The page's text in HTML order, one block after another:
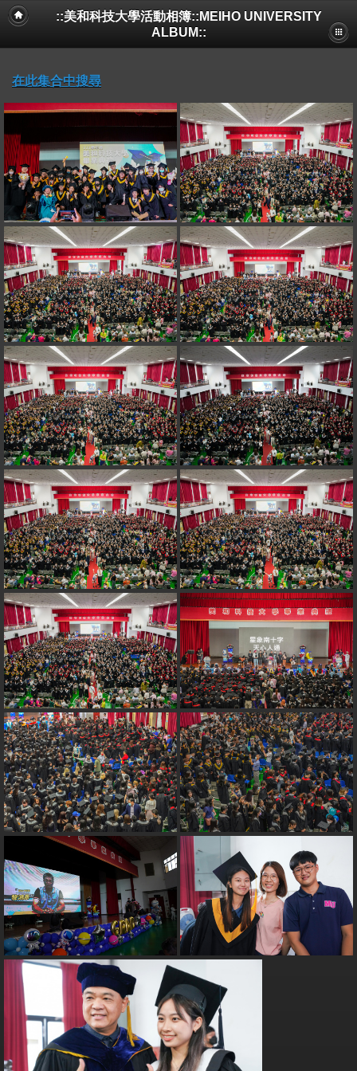
::美和科技大學活動相簿::MEIHO UNIVERSITY
ALBUM::
在此集合中搜尋